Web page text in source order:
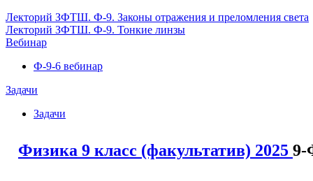
Лекторий ЗФТШ. Ф-9. Законы отражения и преломления света
Лекторий ЗФТШ. Ф-9. Тонкие линзы
Вебинар
Ф-9-6 вебинар
Задачи
Задачи
Физика 9 класс (факультатив) 2025 9-